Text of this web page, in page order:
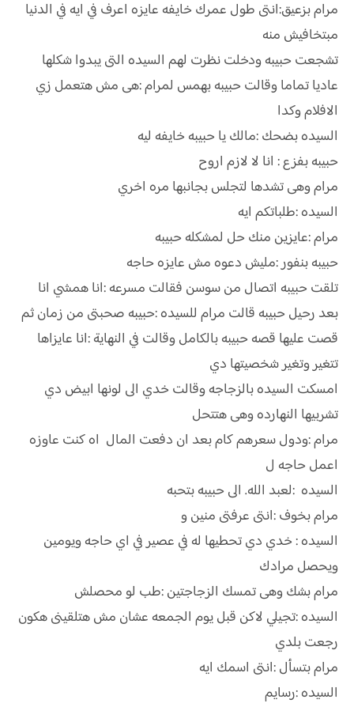
مرام بزعيق:انتى طول عمرك خايفه عايزه اعرف في ايه في الدنيا
مبتخافيش منه
تشجعت حبيبه ودخلت نظرت لهم السيده التى يبدوا شكلها
عاديا تماما وقالت حبيبه بهمس لمرام :هى مش هتعمل زي
الافلام وكدا
السيده بضحك :مالك يا حبيبه خايفه ليه
حبيبه بفزع : انا لا لازم اروح
مرام وهى تشدها لتجلس بجانبها مره اخري
السيده :طلباتكم ايه
مرام :عايزين منك حل لمشكله حبيبه
حبيبه بنفور :مليش دعوه مش عايزه حاجه
تلقت حبيبه اتصال من سوسن فقالت مسرعه :انا همشي انا
بعد رحيل حبيبه قالت مرام للسيده :حبيبه صحبتى من زمان ثم
قصت عليها قصه حبيبه بالكامل وقالت في النهاية :انا عايزاها
تتغير وتغير شخصيتها دي
امسكت السيده بالزجاجه وقالت خدي الى لونها ابيض دي
تشربيها النهارده وهى هتتحل
مرام :ودول سعرهم كام بعد ان دفعت المال اه كنت عاوزه
اعمل حاجه ل
السيده :لعبد الله. الى حبيبه بتحبه
مرام بخوف :انتى عرفتى منين و
السيده : خدي دي تحطيها له في عصير في اي حاجه ويومين
ويحصل مرادك
مرام بشك وهى تمسك الزجاجتين :طب لو محصلش
السيده :تجيلي لاكن قبل يوم الجمعه عشان مش هتلقينى هكون
رجعت بلدي
مرام بتسأل :انتى اسمك ايه
السيده :رسايم